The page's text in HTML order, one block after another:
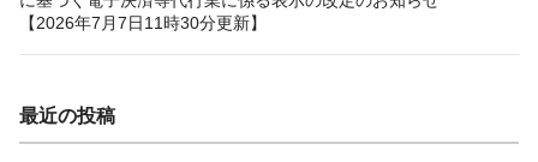
【2026年7月7日11時30分更新】
最近の投稿